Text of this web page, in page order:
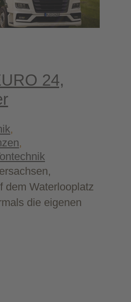
24,
dem Waterlooplatz
die eigenen